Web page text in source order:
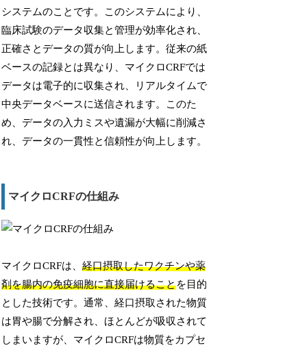
システムのことです。このシステムにより、
臨床試験のデータ収集と管理が効率化され、
正確さとデータの質が向上します。従来の紙
ベースの記録とは異なり、マイクロCRFでは
データは電子的に収集され、リアルタイムで
中央データベースに送信されます。このた
め、データの入力ミスや遺漏が大幅に削減さ
れ、データの一貫性と信頼性が向上します。
マイクロCRFの仕組み
マイクロCRFは、経口摂取したワクチンや薬
剤を腸内の免疫細胞に直接届けることを目的
とした技術です。通常、経口摂取された物質
は胃や腸で分解され、ほとんどが吸収されて
しまいますが、マイクロCRFは物質をカプセ